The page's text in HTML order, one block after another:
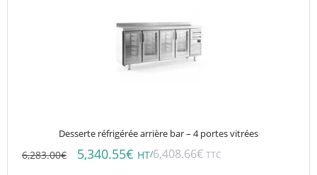
Desserte réfrigérée arrière bar – 4 portes vitrées
6,283.00€ 5,340.55€ HT/6,408.66€ TTC